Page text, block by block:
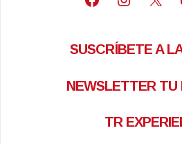
SUSCRÍBETE A
NEWSLETTER TU
TR